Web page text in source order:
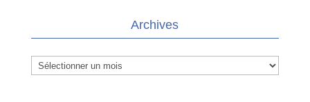
Archives
Archives